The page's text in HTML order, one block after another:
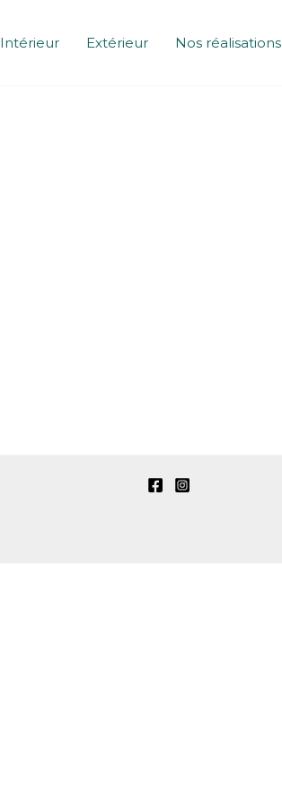
Intérieur Extérieur Nos réalisations